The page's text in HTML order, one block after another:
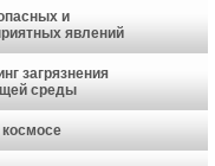
и
явлений
загрязнения
среды
космосе